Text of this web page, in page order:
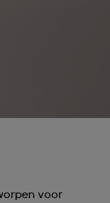
voor